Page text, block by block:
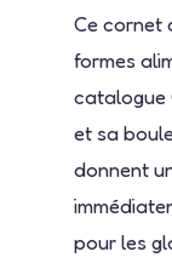
Ce cornet
formes
catalogue
et sa
donnent
pour les